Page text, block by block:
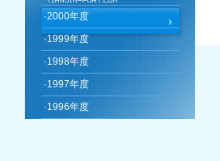
·2000年度
·1999年度
·1998年度
·1997年度
·1996年度